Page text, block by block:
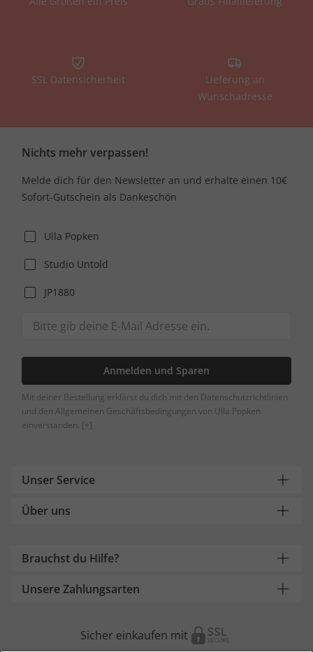
SSL Datensicherheit
Lieferung an
Wunschadresse
Nichts mehr verpassen!
Melde dich für den Newsletter an und erhalte einen 10€
Sofort-Gutschein als Dankeschön
Ulla Popken
Studio Untold
JP1880
Anmelden und Sparen
Mit deiner Bestellung erklärst du dich mit den Datenschutzrichtlinien
und den Allgemeinen Geschäftsbedingungen von Ulla Popken
einverstanden. [+]
Unser Service
Über uns
Brauchst du Hilfe?
Unsere Zahlungsarten
Sicher einkaufen mit